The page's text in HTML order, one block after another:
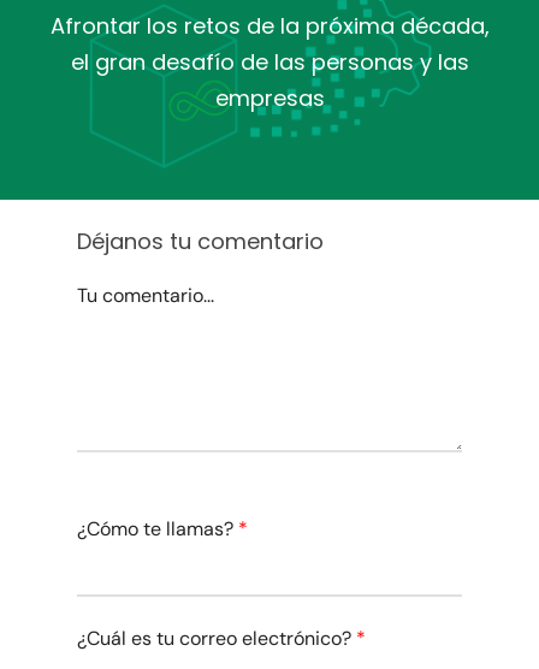
Afrontar los retos de la próxima década,
el gran desafío de las personas y las
empresas
Déjanos tu comentario
Tu comentario...
¿Cómo te llamas? *
¿Cuál es tu correo electrónico? *